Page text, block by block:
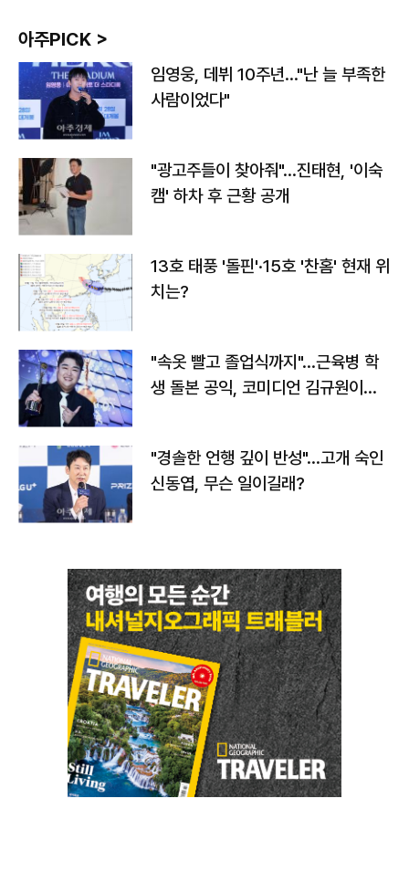
아주PICK >
임영웅, 데뷔 10주년…"난 늘 부족한
사람이었다"
"광고주들이 찾아줘"…진태현, '이숙
캠' 하차 후 근황 공개
13호 태풍 '돌핀'·15호 '찬홈' 현재 위
치는?
"속옷 빨고 졸업식까지"…근육병 학
생 돌본 공익, 코미디언 김규원이었
"경솔한 언행 깊이 반성"…고개 숙인
신동엽, 무슨 일이길래?